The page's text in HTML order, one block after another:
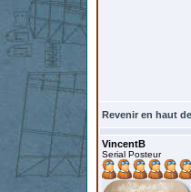
Revenir en haut
VincentB
Serial Posteur